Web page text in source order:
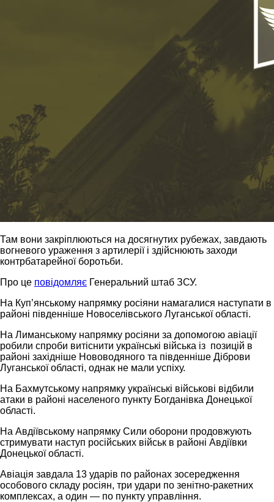
Там вони закріплюються на досягнутих рубежах, завдають
вогневого ураження з артилерії і здійснюють заходи
контрбатарейної боротьби.
Про це повідомляє Генеральний штаб ЗСУ.
На Куп’янському напрямку росіяни намагалися наступати в
районі південніше Новоселівського Луганської області.
На Лиманському напрямку росіяни за допомогою авіації
робили спроби витіснити українські війська із позицій в
районі західніше Нововодяного та південніше Діброви
Луганської області, однак не мали успіху.
На Бахмутському напрямку українські військові відбили
атаки в районі населеного пункту Богданівка Донецької
області.
На Авдіївському напрямку Сили оборони продовжують
стримувати наступ російських військ в районі Авдіївки
Донецької області.
Авіація завдала 13 ударів по районах зосередження
особового складу росіян, три удари по зенітно-ракетних
комплексах, а один — по пункту управління.